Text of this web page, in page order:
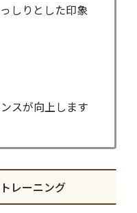
しりとした印象
スが向上します
レーニング